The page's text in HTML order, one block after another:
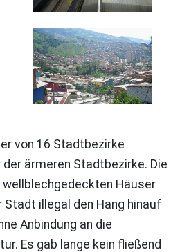
von 16 Stadtbezirke
ärmeren Stadtbezirke. Die
Häuser
Stadt illegal den Hang hinauf
Anbindung an die
Es gab lange kein fließend